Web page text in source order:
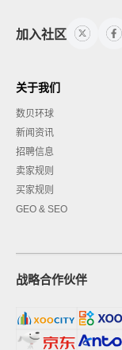
加入社区
关于我们
数贝环球
新闻资讯
招聘信息
卖家规则
买家规则
GEO & SEO
战略合作伙伴